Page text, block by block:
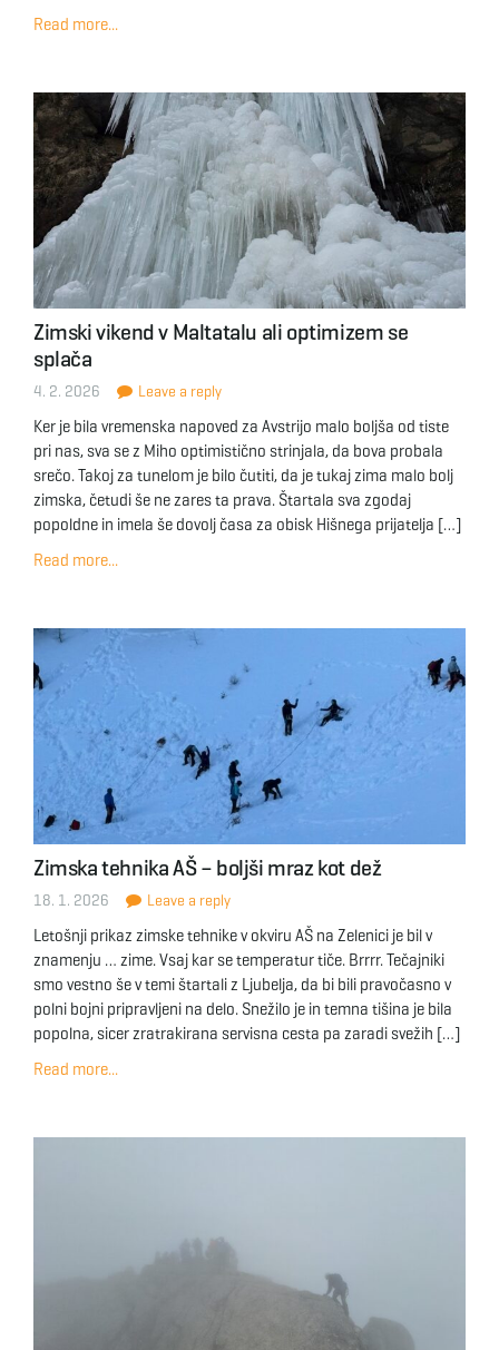
Read more...
Zimski vikend v Maltatalu ali optimizem se
splača
4. 2. 2026 Leave a reply
Ker je bila vremenska napoved za Avstrijo malo boljša od tiste
pri nas, sva se z Miho optimistično strinjala, da bova probala
srečo. Takoj za tunelom je bilo čutiti, da je tukaj zima malo bolj
zimska, četudi še ne zares ta prava. Štartala sva zgodaj
popoldne in imela še dovolj časa za obisk Hišnega prijatelja […]
Read more...
Zimska tehnika AŠ – boljši mraz kot dež
18. 1. 2026 Leave a reply
Letošnji prikaz zimske tehnike v okviru AŠ na Zelenici je bil v
znamenju … zime. Vsaj kar se temperatur tiče. Brrrr. Tečajniki
smo vestno še v temi štartali z Ljubelja, da bi bili pravočasno v
polni bojni pripravljeni na delo. Snežilo je in temna tišina je bila
popolna, sicer zratrakirana servisna cesta pa zaradi svežih […]
Read more...